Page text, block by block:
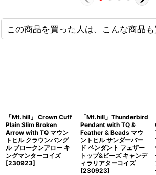
この商品を買った人は、こんな商品
「Mt.hill」 Crown Cuff
Plain Slim Broken
Arrow with TQ マウン
トヒル クラウンバング
ル ブロークンアロー キ
ングマンターコイズ
[230923]
「Mt.hill」Thunderbird
Pendant with TQ &
Feather & Beads マウ
ントヒル サンダーバー
ド ペンダント フェザー
トップ&ビーズ キャンデ
ィラリアターコイズ
[230923]